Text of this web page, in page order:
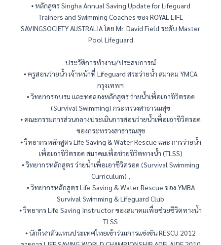
⦁ หลักสูตร Singha Annual Saving Update for Lifeguard
Trainers and Swimming Coaches ของ ROYAL LIFE
SAVINGSOCIETY AUSTRALIA โดย Mr. David Field ระดับ Master
Pool Lifeguard
ประวัติการทำงาน/ประสบการณ์
⦁ ครูสอนว่ายน้ำ เจ้าหน้าที่ Lifeguard สระว่ายน้ำ สมาคม YMCA
กรุงเทพฯ
⦁ วิทยากรอบรม และทดลองหลักสูตร ว่ายน้ำเพื่อเอาชีวิตรอด
(Survival Swimming) กระทรวงสาธารณสุข
⦁ คณะกรรมการส่วนกลางประเมินการสอนว่ายน้ำเพื่อเอาชีวิตรอด
ของกระทรวงสาธารณสุข
⦁ วิทยากรหลักสูตร Life Saving & Water Rescue และ การว่ายน้ำ
เพื่อเอาชีวิตรอด สมาคมเพื่อช่วยชีวิตทางน้ำ (TLSS)
⦁ วิทยากรหลักสูตร ว่ายน้ำเพื่อเอาชีวิตรอด (Survival Swimming
Curriculum) ,
⦁ วิทยากรหลักสูตร Life Saving & Water Rescue ของ YMBA
Survival Swimming & Lifeguard Club
⦁ วิทยากร Life Saving Instructor ของสมาคมเพื่อช่วยชีวิตทางน้ำ
TLSS
⦁ นักกีฬาตัวแทนประเทศไทยเข้าร่วมการแข่งขัน RESCU 2012